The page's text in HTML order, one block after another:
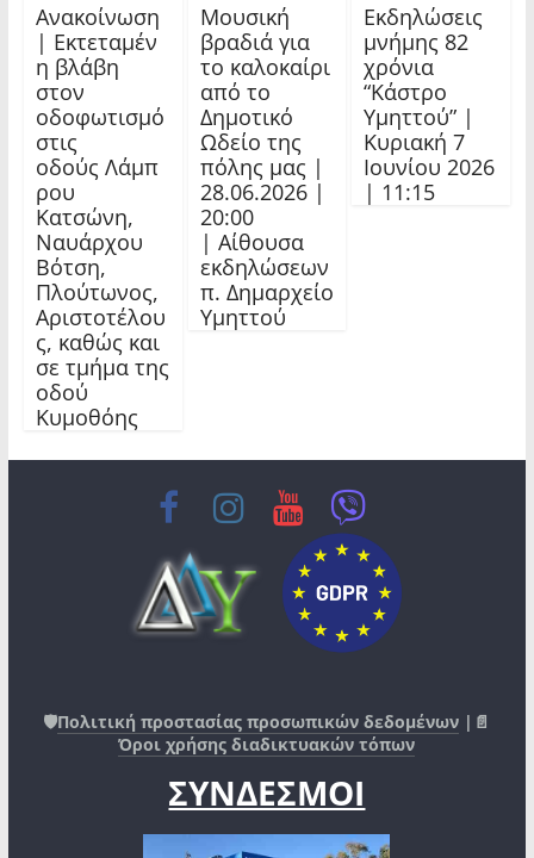
Ανακοίνωση
| Εκτεταμέν
η βλάβη
στον
οδοφωτισμό
στις
οδούς Λάμπ
ρου
Κατσώνη,
Ναυάρχου
Βότση,
Πλούτωνος,
Αριστοτέλου
ς, καθώς και
σε τμήμα της
οδού
Κυμοθόης
Μουσική
βραδιά για
το καλοκαίρι
από το
Δημοτικό
Ωδείο της
πόλης μας |
28.06.2026 |
20:00
| Αίθουσα
εκδηλώσεων
π. Δημαρχείο
Υμηττού
Εκδηλώσεις
μνήμης 82
χρόνια
“Κάστρο
Υμηττού” |
Κυριακή 7
Ιουνίου 2026
| 11:15
🛡️Πολιτική προστασίας προσωπικών δεδομένων |📄
Όροι χρήσης διαδικτυακών τόπων
ΣΥΝΔΕΣΜΟΙ